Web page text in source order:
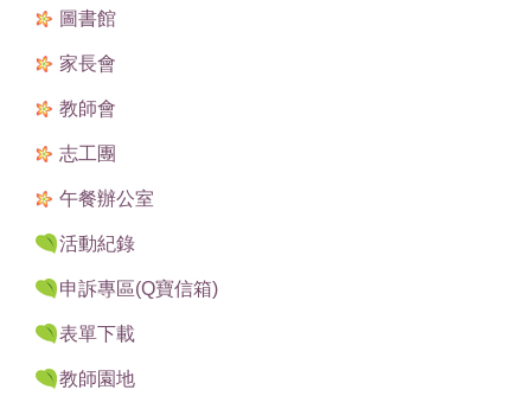
圖書館
家長會
教師會
志工團
午餐辦公室
活動紀錄
申訴專區(Q寶信箱)
表單下載
教師園地